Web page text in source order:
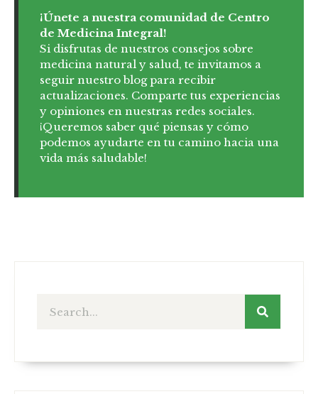
¡Únete a nuestra comunidad de Centro
de Medicina Integral!
Si disfrutas de nuestros consejos sobre
medicina natural y salud, te invitamos a
seguir nuestro blog para recibir
actualizaciones. Comparte tus experiencias
y opiniones en nuestras redes sociales.
¡Queremos saber qué piensas y cómo
podemos ayudarte en tu camino hacia una
vida más saludable!